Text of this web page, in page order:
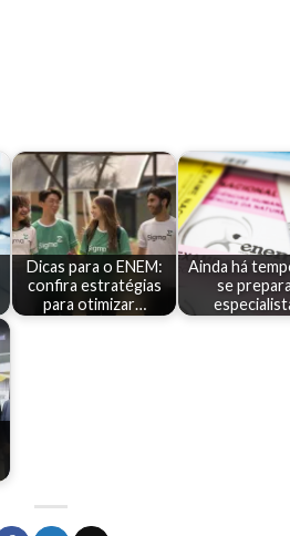
Dicas para o ENEM:
confira estratégias
para otimizar…
Ainda há
se